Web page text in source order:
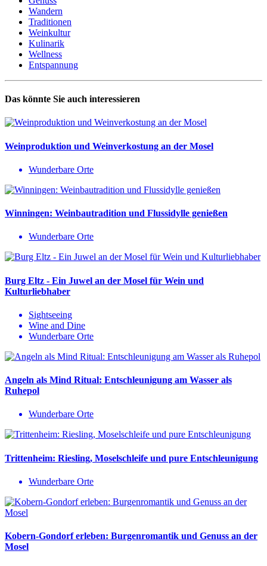
Wandern
Traditionen
Weinkultur
Kulinarik
Wellness
Entspannung
Das könnte Sie auch interessieren
Weinproduktion und Weinverkostung an der Mosel
Wunderbare Orte
Winningen: Weinbautradition und Flussidylle genießen
Wunderbare Orte
Burg Eltz - Ein Juwel an der Mosel für Wein und
Kulturliebhaber
Sightseeing
Wine and Dine
Wunderbare Orte
Angeln als Mind Ritual: Entschleunigung am Wasser als
Ruhepol
Wunderbare Orte
Trittenheim: Riesling, Moselschleife und pure Entschleunigung
Wunderbare Orte
Kobern-Gondorf erleben: Burgenromantik und Genuss an der
Mosel